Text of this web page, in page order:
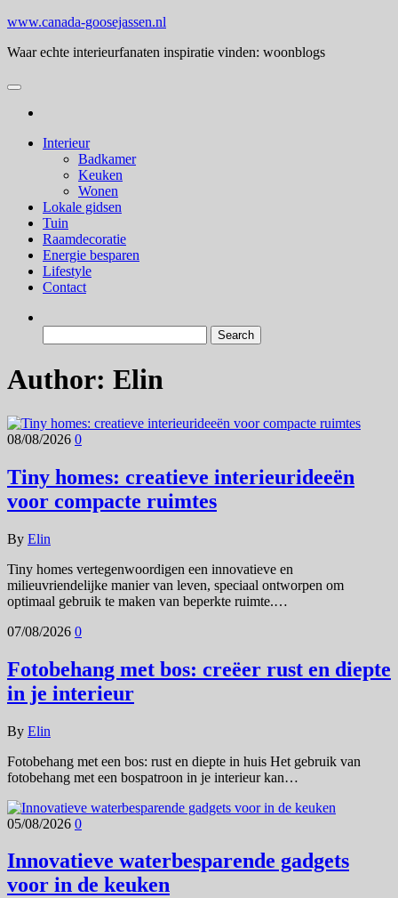
Skip
the
www.canada-goosejassen.nl
Waar echte interieurfanaten inspiratie vinden: woonblogs
Interieur
Badkamer
Keuken
Wonen
Lokale gidsen
Tuin
Raamdecoratie
Energie besparen
Lifestyle
Contact
for:
Author: Elin
08/08/2026 0
Tiny homes: creatieve interieurideeën
voor compacte ruimtes
By Elin
Tiny homes vertegenwoordigen een innovatieve en
milieuvriendelijke manier van leven, speciaal ontworpen om
optimaal gebruik te maken van beperkte ruimte.…
07/08/2026 0
Fotobehang met bos: creëer rust en diepte
in je interieur
By Elin
Fotobehang met een bos: rust en diepte in huis Het gebruik van
fotobehang met een bospatroon in je interieur kan…
05/08/2026 0
Innovatieve waterbesparende gadgets
voor in de keuken